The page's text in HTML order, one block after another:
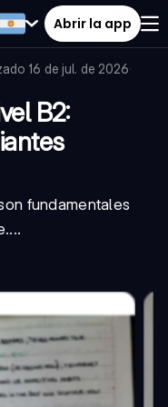
Abrir la app
16 de jul. de 2026·
B2:
fundamentales